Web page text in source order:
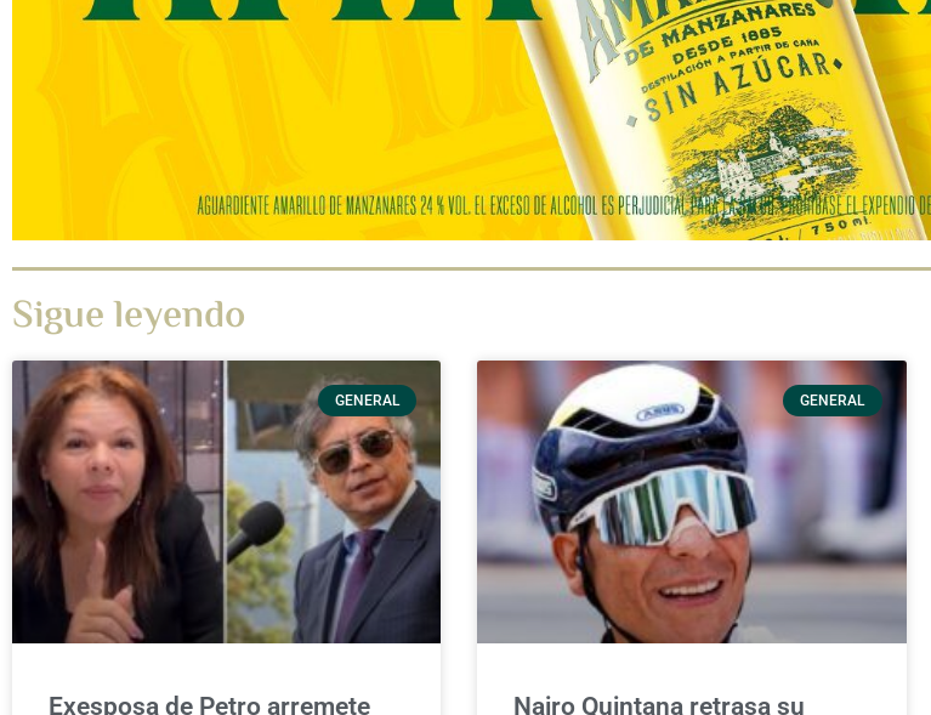
Sigue leyendo
GENERAL
Exesposa de Petro arremete
GENERAL
Nairo Quintana retrasa su